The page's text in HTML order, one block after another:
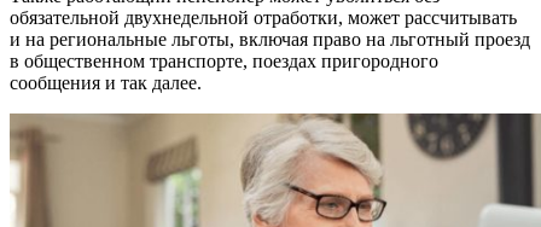
обязательной двухнедельной отработки, может рассчитывать
и на региональные льготы, включая право на льготный проезд
в общественном транспорте, поездах пригородного
сообщения и так далее.